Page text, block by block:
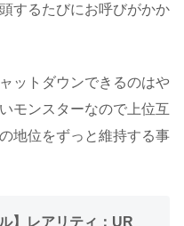
するたびにお呼びがかか
ットダウンできるのはや
モンスターなので上位互
地位をずっと維持する事
】レアリティ：UR